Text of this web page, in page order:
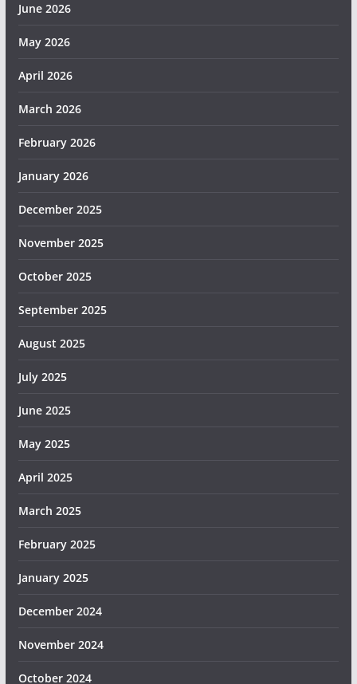
June 2026
May 2026
April 2026
March 2026
February 2026
January 2026
December 2025
November 2025
October 2025
September 2025
August 2025
July 2025
June 2025
May 2025
April 2025
March 2025
February 2025
January 2025
December 2024
November 2024
October 2024